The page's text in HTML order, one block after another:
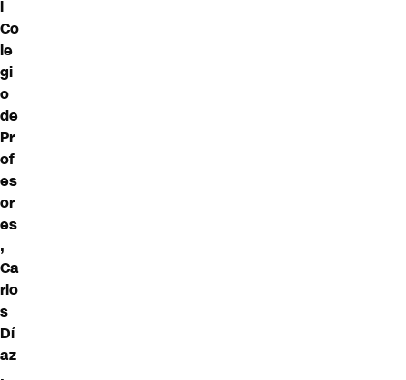
l
Co
le
gi
o
de
Pr
of
es
or
es
,
Ca
rlo
s
Dí
az